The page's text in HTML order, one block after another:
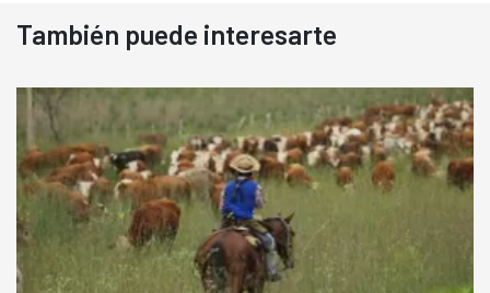
También puede interesarte